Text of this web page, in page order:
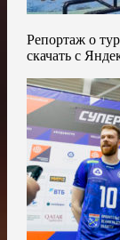
Репортаж о
скачать с